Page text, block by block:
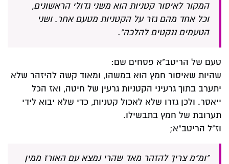
המקור לאיסור קטניות הוא משני גדולי הראשונים,
וכל אחד מהם גזר על הקטניות מטעם אחר. ושני
הטעמים ננקטים להלכה".
טעם של הריטב"א פסחים שם:
שהיות שאיסור חמץ הוא במשהו, ומאוד קשה להיזהר שלא
יתערב בתוך גרעיני הקטניות גרעין של חיטה, ואז הכל
ייאסר. ולכן גזרו שלא לאכול קטניות, כדי שלא יבוא לידי
תערובת של חמץ בתבשילו.
וז"ל הריטב"א;
"ומ"מ צריך להזהר מאד שהרי נמצא עם האורז ממין